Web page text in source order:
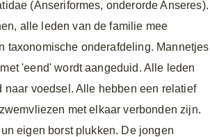
(Anseriformes, onderorde Anseres).
alle leden van de familie mee
taxonomische onderafdeling. Mannetjes
'eend' wordt aangeduid. Alle leden
voedsel. Alle hebben een relatief
met elkaar verbonden zijn.
eigen borst plukken. De jongen